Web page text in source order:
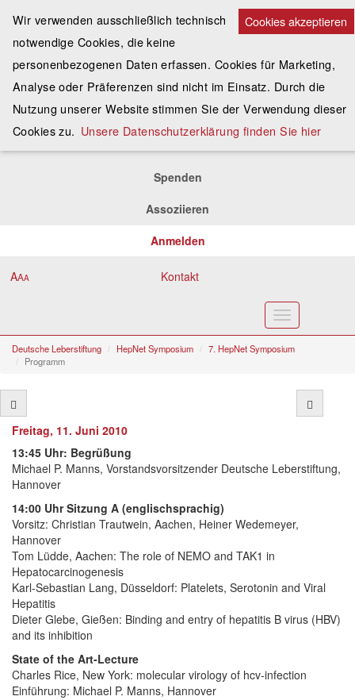
Spenden
Assoziieren
Anmelden
AAA Kontakt
Toggle
navigation
Deutsche Leberstiftung HepNet Symposium
7. HepNet Symposium
Programm
Freitag, 11. Juni 2010
13:45 Uhr: Begrüßung
Michael P. Manns, Vorstandsvorsitzender Deutsche Leberstiftung,
Hannover
14:00 Uhr Sitzung A (englischsprachig)
Vorsitz: Christian Trautwein, Aachen, Heiner Wedemeyer,
Hannover
Tom Lüdde, Aachen: The role of NEMO and TAK1 in
Hepatocarcinogenesis
Karl-Sebastian Lang, Düsseldorf: Platelets, Serotonin and Viral
Hepatitis
Dieter Glebe, Gießen: Binding and entry of hepatitis B virus (HBV)
and its inhibition
State of the Art-Lecture
Charles Rice, New York: molecular virology of hcv-infection
Einführung: Michael P. Manns, Hannover
Cookies akzeptieren
Wir verwenden ausschließlich technisch
notwendige Cookies, die keine
personenbezogenen Daten erfassen. Cookies für Marketing,
Analyse oder Präferenzen sind nicht im Einsatz. Durch die
Nutzung unserer Website stimmen Sie der Verwendung dieser
Cookies zu. Unsere Datenschutzerklärung finden Sie hier